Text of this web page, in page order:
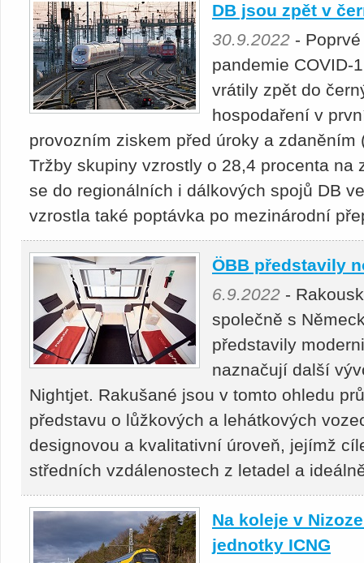
DB jsou zpět v
30.9.2022 -
pandemie COVID-
vrátily zpět do
hospodaření v
provozním ziskem před úroky a zdaněním
Tržby skupiny vzrostly o 28,4 procenta na
se do regionálních i dálkových spojů DB
vzrostla také poptávka po mezinárodní
ÖBB představily
6.9.2022 -
společně s
představily
naznačují další
Nightjet. Rakušané jsou v tomto ohledu
představu o lůžkových a lehátkových
designovou a kvalitativní úroveň, jejímž
středních vzdálenostech z letadel a
Na koleje v
jednotky ICNG